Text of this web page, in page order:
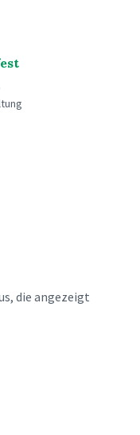
die angezeigt